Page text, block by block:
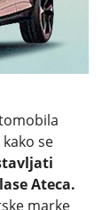
kako se
Ateca.
marke